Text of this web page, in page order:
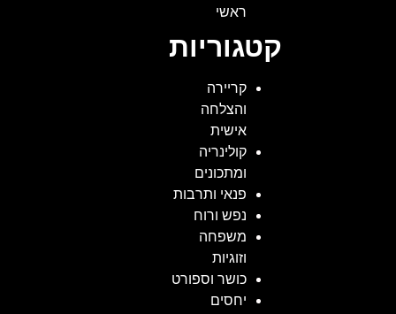
ראשי
קטגוריות
קריירה
והצלחה
אישית
קולינריה
ומתכונים
פנאי ותרבות
נפש ורוח
משפחה
וזוגיות
כושר וספורט
יחסים